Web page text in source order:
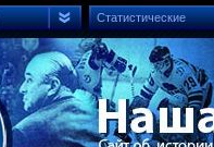
Статистические